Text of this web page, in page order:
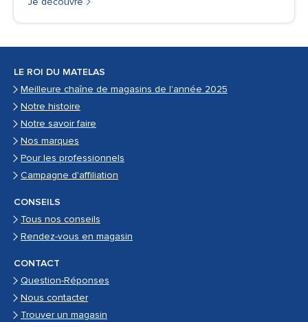
LE ROI DU MATELAS
Meilleure chaîne de magasins de l'année 2025
Notre histoire
Notre savoir faire
Nos marques
Pour les professionnels
Campagne d'affiliation
CONSEILS
Tous nos conseils
Rendez-vous en magasin
CONTACT
Question-Réponses
Nous contacter
Trouver un magasin